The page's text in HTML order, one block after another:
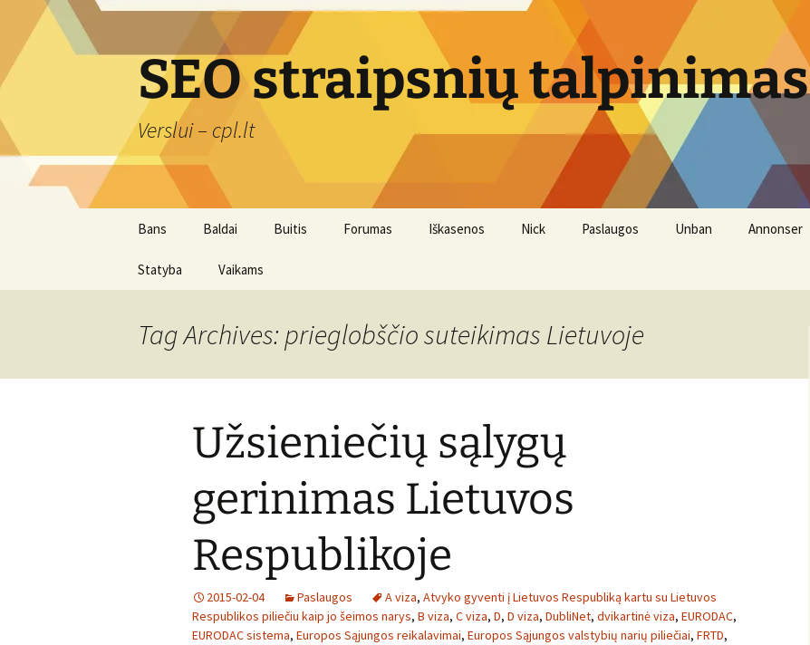
content
SEO straipsnių talpinimas
Verslui – cpl.lt
Bans Baldai Buitis Forumas Iškasenos Nick Paslaugos Unban Annonser
Statyba Vaikams
Tag Archives: prieglobščio suteikimas Lietuvoje
Užsieniečių sąlygų
gerinimas Lietuvos
Respublikoje
2015-02-04 Paslaugos A viza, Atvyko gyventi į Lietuvos Respubliką kartu su Lietuvos
Respublikos piliečiu kaip jo šeimos narys, B viza, C viza, D, D viza, DubliNet, dvikartinė viza, EURODAC,
EURODAC sistema, Europos Sąjungos reikalavimai, Europos Sąjungos valstybių narių piliečiai, FRTD,